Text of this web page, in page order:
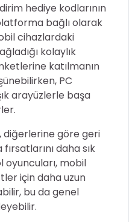
hediye kodlarının
bağlı olarak
cihazlardaki
kolaylık
katılmanın
PC
arayüzlerle başa
diğerlerine göre geri
daha sık
oyuncuları, mobil
için daha uzun
bu da genel